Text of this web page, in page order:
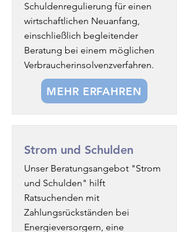
Schuldenregulierung für einen
wirtschaftlichen Neuanfang,
einschließlich begleitender
Beratung bei einem möglichen
Verbraucherinsolvenzverfahren.
MEHR ERFAHREN
Strom und Schulden
Unser Beratungsangebot "Strom
und Schulden" hilft
Ratsuchenden mit
Zahlungsrückständen bei
Energieversorgern, eine